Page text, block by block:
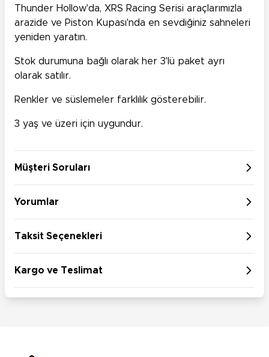
Thunder Hollow'da, XRS Racing Serisi araçlarımızla
arazide ve Piston Kupası'nda en sevdiğiniz sahneleri
yeniden yaratın.
Stok durumuna bağlı olarak her 3'lü paket ayrı
olarak satılır.
Renkler ve süslemeler farklılık gösterebilir.
3 yaş ve üzeri için uygundur.
Müşteri Soruları
Yorumlar
Taksit Seçenekleri
Kargo ve Teslimat